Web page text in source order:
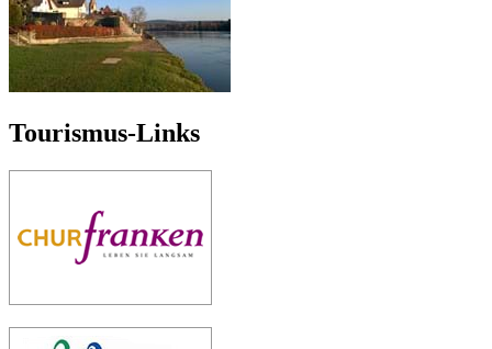
Tourismus-Links